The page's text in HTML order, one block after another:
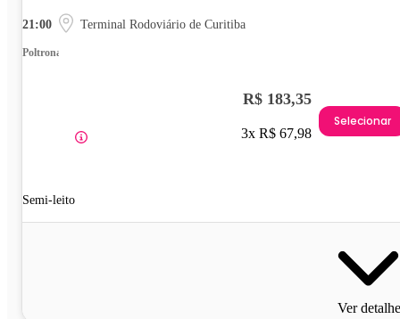
21:00 Terminal Rodoviário de Curitiba
Poltrona
Semi-leito
R$ 183,35
3x R$ 67,98
Selecionar
Ver